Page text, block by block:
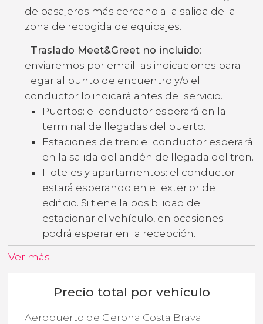
de pasajeros más cercano a la salida de la
zona de recogida de equipajes.
- Traslado Meet&Greet no incluido:
enviaremos por email las indicaciones para
llegar al punto de encuentro y/o el
conductor lo indicará antes del servicio.
Puertos: el conductor esperará en la
terminal de llegadas del puerto.
Estaciones de tren: el conductor esperará
en la salida del andén de llegada del tren.
Hoteles y apartamentos: el conductor
estará esperando en el exterior del
edificio. Si tiene la posibilidad de
estacionar el vehículo, en ocasiones
podrá esperar en la recepción.
Ver más
Precio total por vehículo
Aeropuerto de Gerona Costa Brava